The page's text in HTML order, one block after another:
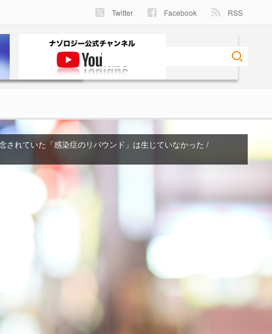
Twitter Facebook RSS
されていた「感染症のリバウンド」は生じていなかった /